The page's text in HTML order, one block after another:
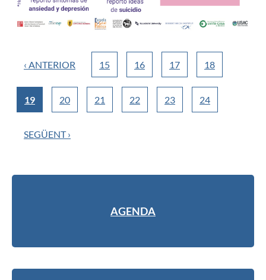
‹ ANTERIOR 15 16 17 18
19 20 21 22 23 24
SEGÜENT ›
AGENDA